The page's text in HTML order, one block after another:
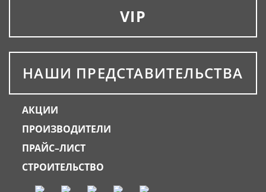
VIP
НАШИ ПРЕДСТАВИТЕЛЬСТВА
АКЦИИ
ПРОИЗВОДИТЕЛИ
ПРАЙС–ЛИСТ
СТРОИТЕЛЬСТВО